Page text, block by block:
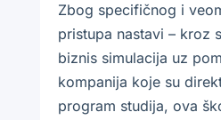
Zbog specifičnog i
pristupa nastavi – kroz
biznis simulacija uz
kompanija koje su
program studija, ova